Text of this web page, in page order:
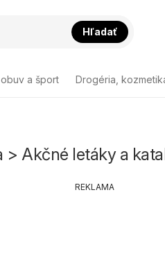
Hľadať
a šport Drogéria,
> Akčné letáky a
REKLAMA